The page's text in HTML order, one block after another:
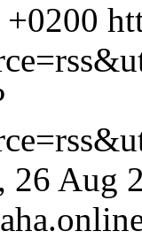
26 Aug